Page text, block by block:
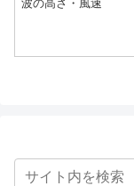
波の高さ・風速